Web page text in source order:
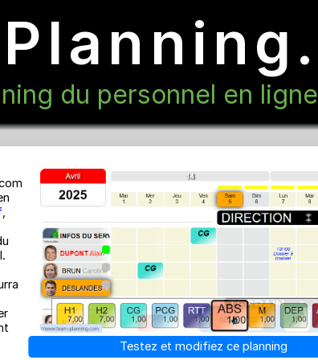
du personnel en
en
,
une
du
pourra